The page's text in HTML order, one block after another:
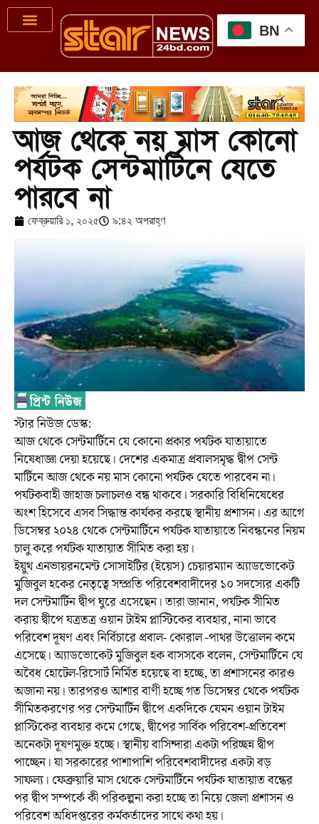
আজ থেকে নয় মাস কোনো
পর্যটক সেন্টমার্টিনে যেতে
পারবে না
ফেব্রুয়ারি ১, ২০২৫ ৯:৪২ অপরাহ্ণ
স্টার নিউজ ডেস্ক:
আজ থেকে সেন্টমার্টিনে যে কোনো প্রকার পর্যটক যাতায়াতে
নিষেধাজ্ঞা দেয়া হয়েছে। দেশের একমাত্র প্রবালসমৃদ্ধ দ্বীপ সেন্ট
মার্টিনে আজ থেকে নয় মাস কোনো পর্যটক যেতে পারবেন না।
পর্যটকবাহী জাহাজ চলাচলও বন্ধ থাকবে। সরকারি বিধিনিষেধের
অংশ হিসেবে এসব সিদ্ধান্ত কার্যকর করছে স্থানীয় প্রশাসন। এর আগে
ডিসেম্বর ২০২৪ থেকে সেন্টমার্টিনে পর্যটক যাতায়াতে নিবন্ধনের নিয়ম
চালু করে পর্যটক যাতায়াত সীমিত করা হয়।
ইয়ুথ এনভায়রনমেন্ট সোসাইটির (ইয়েস) চেয়ারম্যান অ্যাডভোকেট
মুজিবুল হকের নেতৃত্বে সম্প্রতি পরিবেশবাদীদের ১০ সদস্যের একটি
দল সেন্টমার্টিন দ্বীপ ঘুরে এসেছেন। তারা জানান, পর্যটক সীমিত
করায় দ্বীপে যত্রতত্র ওয়ান টাইম প্লাস্টিকের ব্যবহার, নানা ভাবে
পরিবেশ দূষণ এবং নির্বিচারে প্রবাল- কোরাল -পাথর উত্তোলন কমে
এসেছে। অ্যাডভোকেট মুজিবুল হক বাসসকে বলেন, সেন্টমার্টিনে যে
অবৈধ হোটেল-রিসোর্ট নির্মিত হয়েছে বা হচ্ছে, তা প্রশাসনের কারও
অজানা নয়। তারপরও আশার বাণী হচ্ছে গত ডিসেম্বর থেকে পর্যটক
সীমিতকরণের পর সেন্টমার্টিন দ্বীপে একদিকে যেমন ওয়ান টাইম
প্লাস্টিকের ব্যবহার কমে গেছে, দ্বীপের সার্বিক পরিবেশ-প্রতিবেশ
অনেকটা দূষণমুক্ত হচ্ছে। স্থানীয় বাসিন্দারা একটা পরিচ্ছন্ন দ্বীপ
পাচ্ছেন। যা সরকারের পাশাপাশি পরিবেশবাদীদের একটা বড়
সাফল্য। ফেব্রুয়ারি মাস থেকে সেন্টমার্টিনে পর্যটক যাতায়াত বন্ধের
পর দ্বীপ সম্পর্কে কী পরিকল্পনা করা হচ্ছে তা নিয়ে জেলা প্রশাসন ও
পরিবেশ অধিদপ্তরের কর্মকর্তাদের সাথে কথা হয়।
BN